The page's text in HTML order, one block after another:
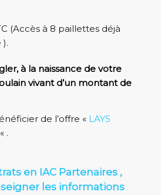
(Accès à 8 paillettes déjà
à la naissance de votre
vivant d’un montant de
de l’offre « LAYS
« .
en IAC Partenaires ,
les informations